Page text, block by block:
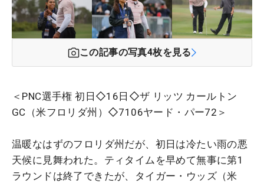
この記事の写真4枚を見る
＜PNC選手権 初日◇16日◇ザ リッツ カールトン
GC（米フロリダ州）◇7106ヤード・パー72＞
温暖なはずのフロリダ州だが、初日は冷たい雨の悪
天候に見舞われた。ティタイムを早めて無事に第1
ラウンドは終了できたが、タイガー・ウッズ（米